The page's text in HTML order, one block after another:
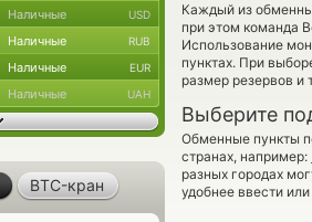
Каждый из
при этом команда
Использование
пунктах. При
размер резервов и
Выберите
Обменные пункты
странах, например:
разных городах
удобнее ввести
Наличные USD
Наличные RUB
Наличные EUR
Наличные UAH
BTC-кран